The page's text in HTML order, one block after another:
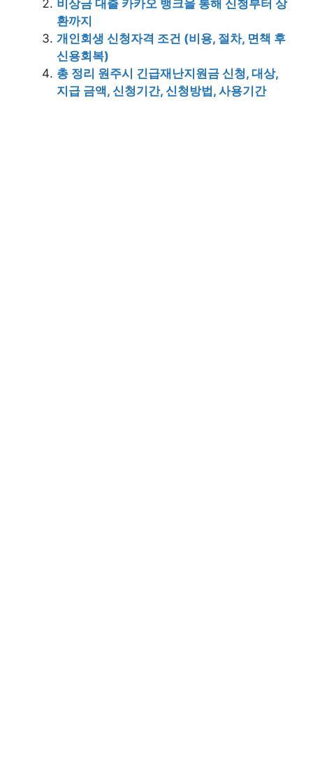
비상금 대출 카카오 뱅크을 통해 신청부터 상
환까지
개인회생 신청자격 조건 (비용, 절차, 면책 후
신용회복)
총 정리 원주시 긴급재난지원금 신청, 대상,
지급 금액, 신청기간, 신청방법, 사용기간